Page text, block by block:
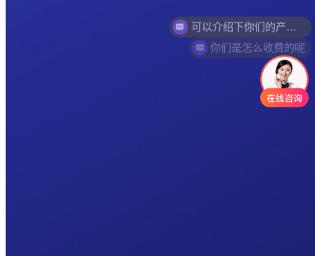
你们是怎么收费的呢